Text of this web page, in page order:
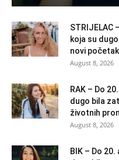
STRIJELAC
koja su
novi
August 8, 2026
RAK – Do
dugo bila
životnih
August 8, 2026
BIK – Do